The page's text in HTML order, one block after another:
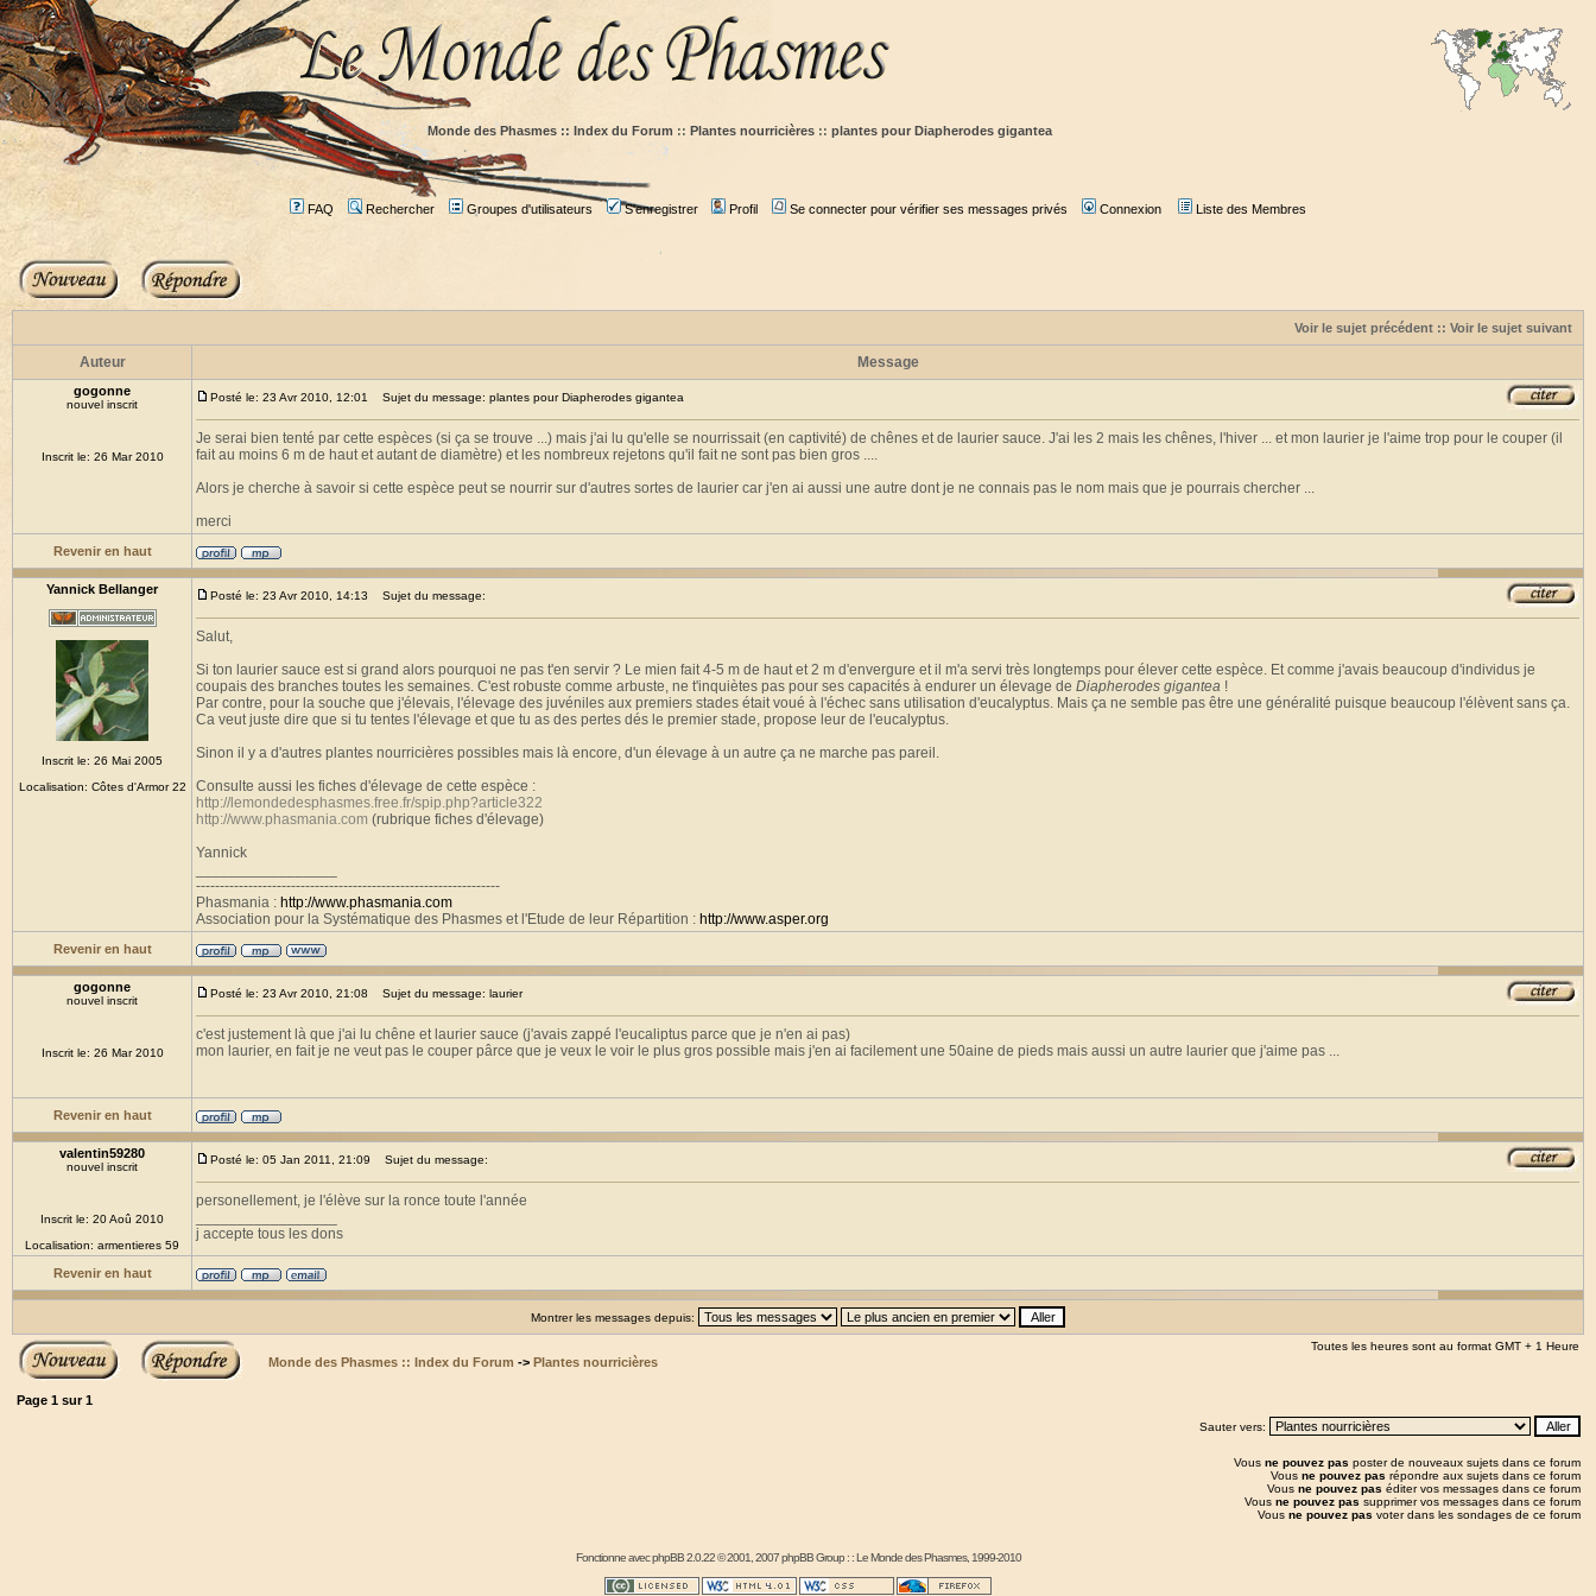
Monde des Phasmes :: Index du Forum :: Plantes nourricières :: plantes pour Diapherodes gigantea
FAQ Rechercher Groupes d'utilisateurs S'enregistrer Profil Se connecter pour vérifier ses messages privés Connexion Liste des Membres
Voir le sujet précédent :: Voir le sujet suivant
Auteur Message
gogonne
nouvel inscrit
Inscrit le: 26 Mar 2010
Posté le: 23 Avr 2010, 12:01 Sujet du message: plantes pour Diapherodes gigantea
Je serai bien tenté par cette espèces (si ça se trouve ...) mais j'ai lu qu'elle se nourrissait (en captivité) de chênes et de laurier sauce. J'ai les 2 mais les chênes, l'hiver ... et mon laurier je l'aime trop pour le couper (il
fait au moins 6 m de haut et autant de diamètre) et les nombreux rejetons qu'il fait ne sont pas bien gros ....
Alors je cherche à savoir si cette espèce peut se nourrir sur d'autres sortes de laurier car j'en ai aussi une autre dont je ne connais pas le nom mais que je pourrais chercher ...
merci
Revenir en haut
Yannick Bellanger
Inscrit le: 26 Mai 2005
Localisation: Côtes d'Armor 22
Posté le: 23 Avr 2010, 14:13 Sujet du message:
Salut,
Si ton laurier sauce est si grand alors pourquoi ne pas t'en servir ? Le mien fait 4-5 m de haut et 2 m d'envergure et il m'a servi très longtemps pour élever cette espèce. Et comme j'avais beaucoup d'individus je
coupais des branches toutes les semaines. C'est robuste comme arbuste, ne t'inquiètes pas pour ses capacités à endurer un élevage de Diapherodes gigantea !
Par contre, pour la souche que j'élevais, l'élevage des juvéniles aux premiers stades était voué à l'échec sans utilisation d'eucalyptus. Mais ça ne semble pas être une généralité puisque beaucoup l'élèvent sans ça.
Ca veut juste dire que si tu tentes l'élevage et que tu as des pertes dés le premier stade, propose leur de l'eucalyptus.
Sinon il y a d'autres plantes nourricières possibles mais là encore, d'un élevage à un autre ça ne marche pas pareil.
Consulte aussi les fiches d'élevage de cette espèce :
http://lemondedesphasmes.free.fr/spip.php?article322
http://www.phasmania.com (rubrique fiches d'élevage)
Yannick
----------------------------------------------------------------
Phasmania : http://www.phasmania.com
Association pour la Systématique des Phasmes et l'Etude de leur Répartition : http://www.asper.org
Revenir en haut
gogonne
nouvel inscrit
Inscrit le: 26 Mar 2010
Posté le: 23 Avr 2010, 21:08 Sujet du message: laurier
c'est justement là que j'ai lu chêne et laurier sauce (j'avais zappé l'eucaliptus parce que je n'en ai pas)
mon laurier, en fait je ne veut pas le couper pârce que je veux le voir le plus gros possible mais j'en ai facilement une 50aine de pieds mais aussi un autre laurier que j'aime pas ...
Revenir en haut
valentin59280
nouvel inscrit
Inscrit le: 20 Aoû 2010
Localisation: armentieres 59
Posté le: 05 Jan 2011, 21:09 Sujet du message:
personellement, je l'élève sur la ronce toute l'année
j accepte tous les dons
Revenir en haut
Montrer les messages depuis:
Monde des Phasmes :: Index du Forum -> Plantes nourricières
Toutes les heures sont au format GMT + 1 Heure
Page 1 sur1
Sauter vers:
Vous ne pouvez pas poster de nouveaux sujets dans ce forum
Vous ne pouvez pas répondre aux sujets dans ce forum
Vous ne pouvez pas éditer vos messages dans ce forum
Vous ne pouvez pas supprimer vos messages dans ce forum
Vous ne pouvez pas voter dans les sondages de ce forum
Fonctionne avecphpBB2.0.22 © 2001, 2007 phpBB Group : :Le Monde des Phasmes, 1999-2010